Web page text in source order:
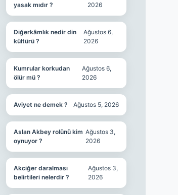
yasak mıdır ?
2026
Diğerkâmlık nedir din
kültürü ?
Ağustos 6,
2026
Kumrular korkudan
ölür mü ?
Ağustos 6,
2026
Aviyet ne demek ? Ağustos 5, 2026
Aslan Akbey rolünü kim
oynuyor ?
Ağustos 3,
2026
Akciğer daralması
belirtileri nelerdir ?
Ağustos 3,
2026